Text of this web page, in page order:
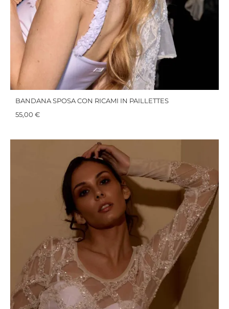
BANDANA SPOSA CON RICAMI IN PAILLETTES
55,00 €